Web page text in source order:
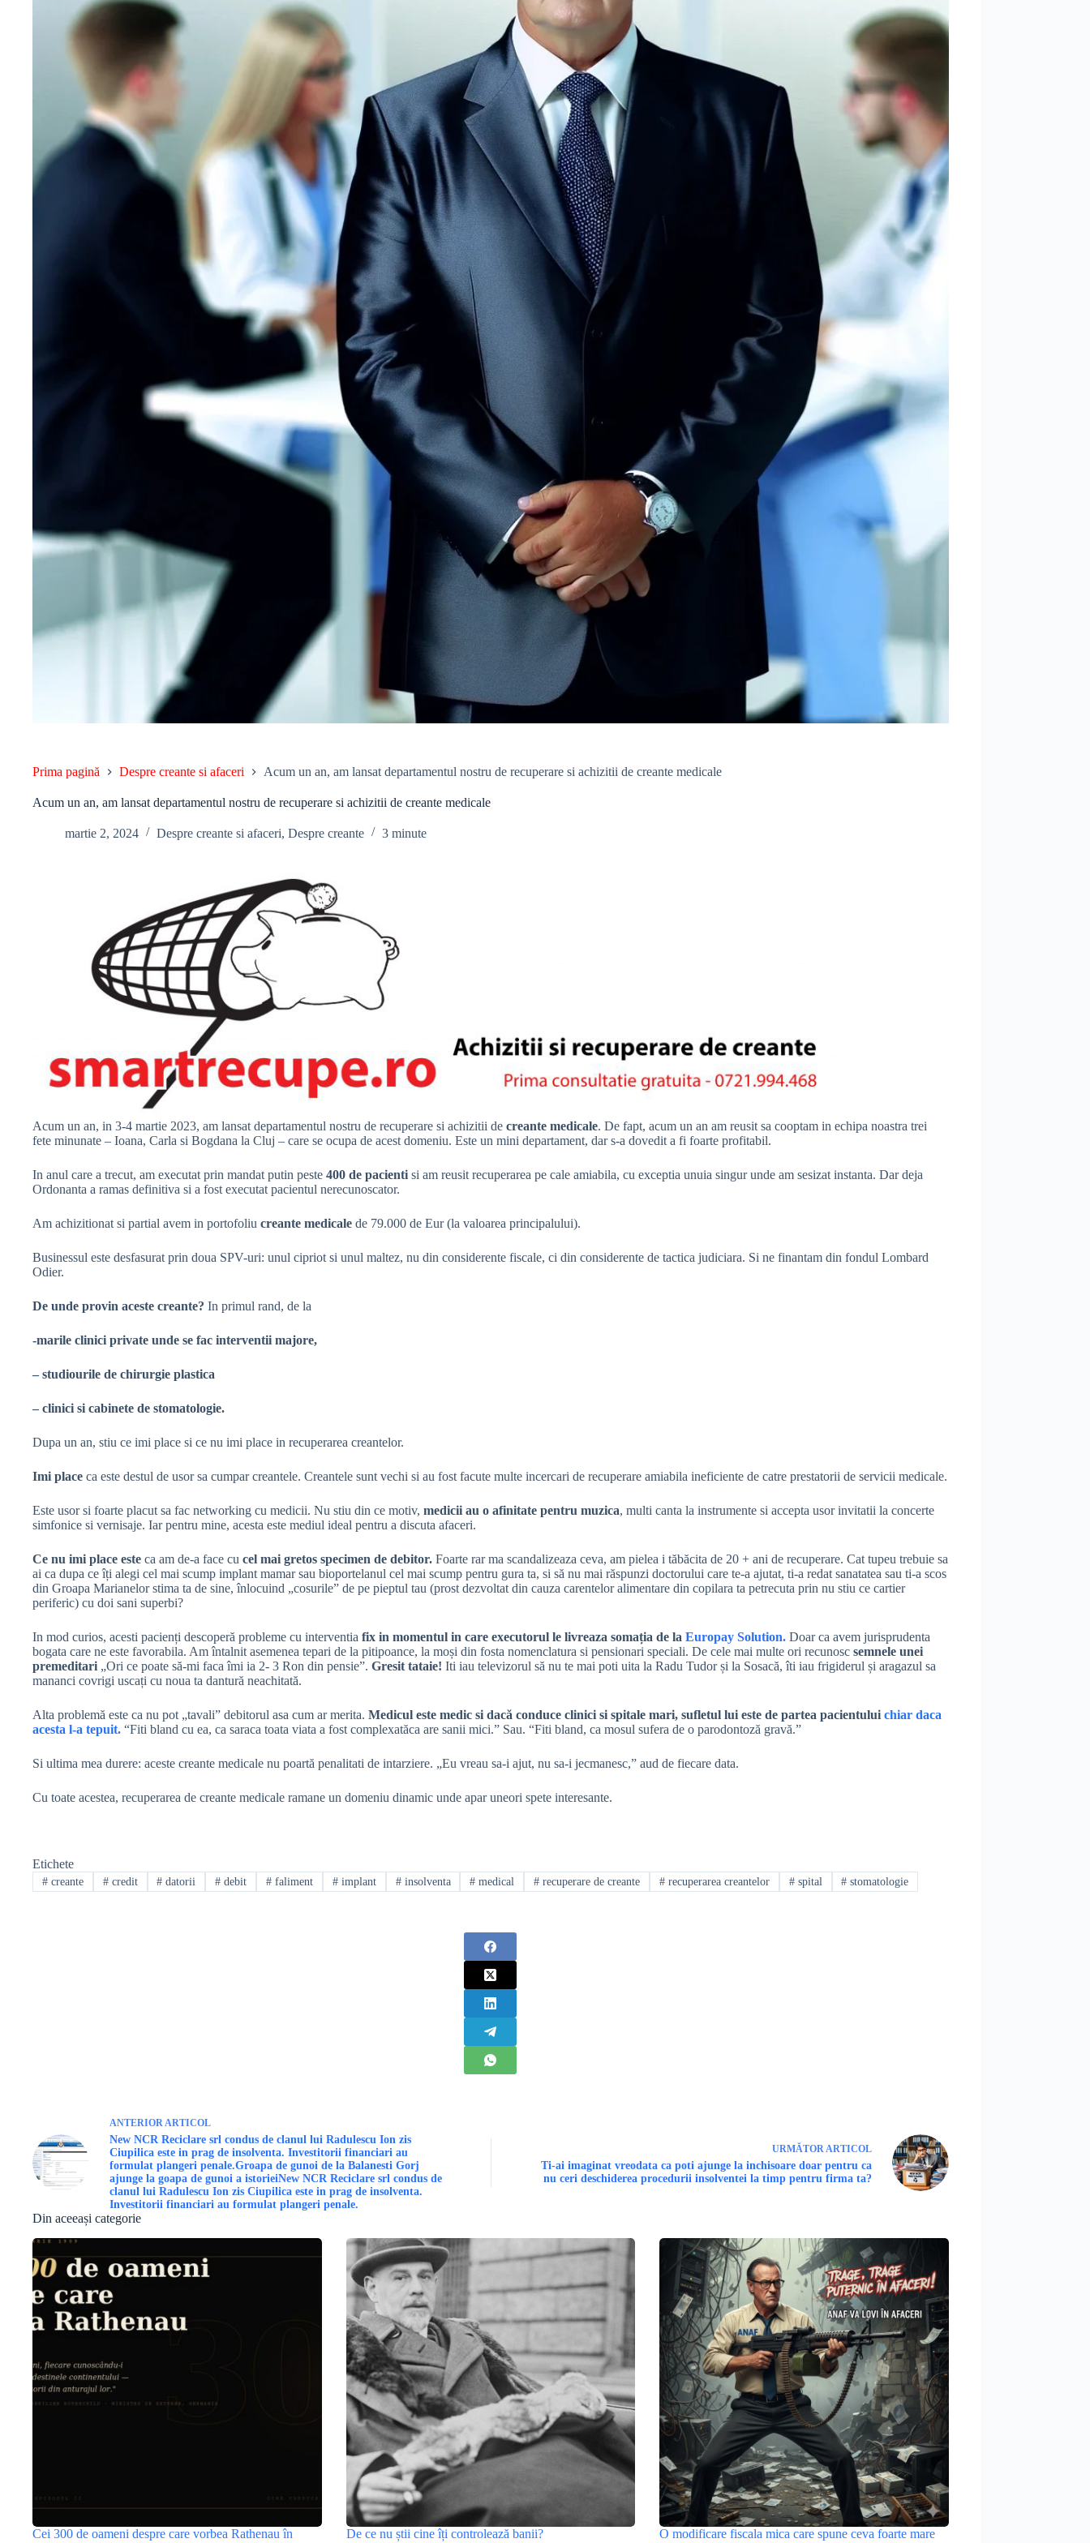
Prima pagină Despre creante si afaceri Acum un an, am lansat departamentul nostru de recuperare si achizitii de creante medicale
Acum un an, am lansat departamentul nostru de recuperare si achizitii de creante medicale
martie 2, 2024 Despre creante si afaceri, Despre creante 3 minute
Acum un an, in 3-4 martie 2023, am lansat departamentul nostru de recuperare si achizitii de creante medicale. De fapt, acum un an am reusit sa cooptam in echipa noastra trei
fete minunate – Ioana, Carla si Bogdana la Cluj – care se ocupa de acest domeniu. Este un mini departament, dar s-a dovedit a fi foarte profitabil.
In anul care a trecut, am executat prin mandat putin peste 400 de pacienti si am reusit recuperarea pe cale amiabila, cu exceptia unuia singur unde am sesizat instanta. Dar deja
Ordonanta a ramas definitiva si a fost executat pacientul nerecunoscator.
Am achizitionat si partial avem in portofoliu creante medicale de 79.000 de Eur (la valoarea principalului).
Businessul este desfasurat prin doua SPV-uri: unul cipriot si unul maltez, nu din considerente fiscale, ci din considerente de tactica judiciara. Si ne finantam din fondul Lombard
Odier.
De unde provin aceste creante? In primul rand, de la
-marile clinici private unde se fac interventii majore,
– studiourile de chirurgie plastica
– clinici si cabinete de stomatologie.
Dupa un an, stiu ce imi place si ce nu imi place in recuperarea creantelor.
Imi place ca este destul de usor sa cumpar creantele. Creantele sunt vechi si au fost facute multe incercari de recuperare amiabila ineficiente de catre prestatorii de servicii medicale.
Este usor si foarte placut sa fac networking cu medicii. Nu stiu din ce motiv, medicii au o afinitate pentru muzica, multi canta la instrumente si accepta usor invitatii la concerte
simfonice si vernisaje. Iar pentru mine, acesta este mediul ideal pentru a discuta afaceri.
Ce nu imi place este ca am de-a face cu cel mai gretos specimen de debitor. Foarte rar ma scandalizeaza ceva, am pielea i tăbăcita de 20 + ani de recuperare. Cat tupeu trebuie sa
ai ca dupa ce îți alegi cel mai scump implant mamar sau bioportelanul cel mai scump pentru gura ta, si să nu mai răspunzi doctorului care te-a ajutat, ti-a redat sanatatea sau ti-a scos
din Groapa Marianelor stima ta de sine, înlocuind „cosurile” de pe pieptul tau (prost dezvoltat din cauza carentelor alimentare din copilara ta petrecuta prin nu stiu ce cartier
periferic) cu doi sani superbi?
In mod curios, acesti pacienți descoperă probleme cu interventia fix in momentul in care executorul le livreaza somația de la Europay Solution. Doar ca avem jurisprudenta
bogata care ne este favorabila. Am întalnit asemenea tepari de la pitipoance, la moși din fosta nomenclatura si pensionari speciali. De cele mai multe ori recunosc semnele unei
premeditari „Ori ce poate să-mi faca îmi ia 2- 3 Ron din pensie”. Gresit tataie! Iti iau televizorul să nu te mai poti uita la Radu Tudor și la Sosacă, îti iau frigiderul și aragazul sa
mananci covrigi uscați cu noua ta dantură neachitată.
Alta problemă este ca nu pot „tavali” debitorul asa cum ar merita. Medicul este medic si dacă conduce clinici si spitale mari, sufletul lui este de partea pacientului chiar daca
acesta l-a tepuit. “Fiti bland cu ea, ca saraca toata viata a fost complexatăca are sanii mici.” Sau. “Fiti bland, ca mosul sufera de o parodontoză gravă.”
Si ultima mea durere: aceste creante medicale nu poartă penalitati de intarziere. „Eu vreau sa-i ajut, nu sa-i jecmanesc,” aud de fiecare data.
Cu toate acestea, recuperarea de creante medicale ramane un domeniu dinamic unde apar uneori spete interesante.
Etichete
#creante #credit # datorii # debit # faliment #implant #insolventa # medical # recuperare de creante #recuperarea creantelor #spital # stomatologie
ANTERIOR ARTICOL
New NCR Reciclare srl condus de clanul lui Radulescu Ion zis
Ciupilica este in prag de insolventa. Investitorii financiari au
formulat plangeri penale.Groapa de gunoi de la Balanesti Gorj
ajunge la goapa de gunoi a istorieiNew NCR Reciclare srl condus de
clanul lui Radulescu Ion zis Ciupilica este in prag de insolventa.
Investitorii financiari au formulat plangeri penale.
URMĂTOR ARTICOL
Ti-ai imaginat vreodata ca poti ajunge la inchisoare doar pentru ca
nu ceri deschiderea procedurii insolventei la timp pentru firma ta?
Din aceeași categorie
Cei 300 de oameni despre care vorbea Rathenau în
De ce nu știi cine îți controlează banii?
O modificare fiscala mica care spune ceva foarte mare